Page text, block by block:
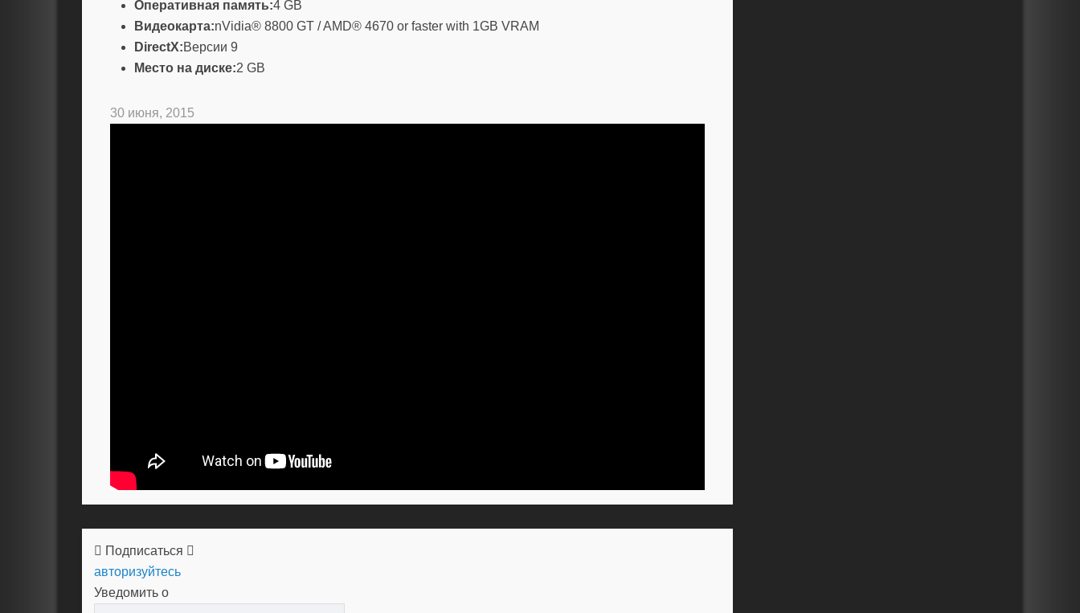
Оперативная память:4 GB
Видеокарта:nVidia® 8800 GT / AMD® 4670 or faster with 1GB VRAM
DirectX:Версии 9
Место на диске:2 GB
30 июня, 2015
Подписаться
авторизуйтесь
Уведомить о